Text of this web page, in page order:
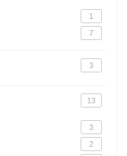
1
7
3
13
3
2